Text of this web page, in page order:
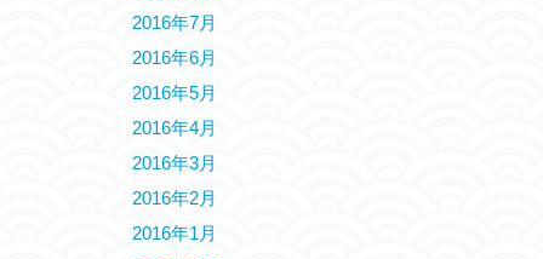
2016年7月
2016年6月
2016年5月
2016年4月
2016年3月
2016年2月
2016年1月